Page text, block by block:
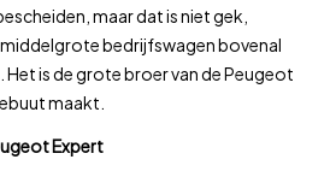
maar dat is niet gek,
middelgrote bedrijfswagen bovenal
is de grote broer van de Peugeot
maakt.
Expert